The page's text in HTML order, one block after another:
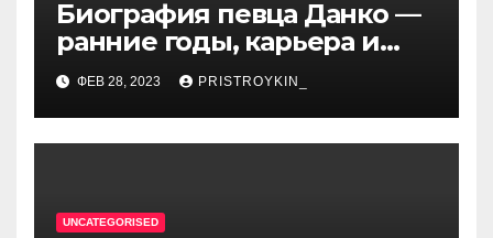
Биография певца Данко —
ранние годы, карьера и
личная жизнь — все, что вы
хотели знать о
талантливом артисте
ФЕВ 28, 2023 PRISTROYKIN_
UNCATEGORISED